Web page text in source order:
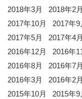
2018年3月
2018年2月
2017年10月
2017年9
2017年5月
2017年4月
2016年12月
2016年
2016年8月
2016年7月
2016年3月
2016年2月
2015年10月
2015年9